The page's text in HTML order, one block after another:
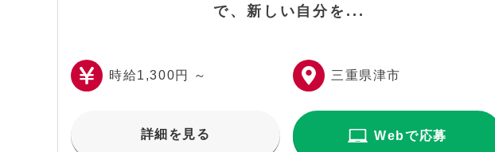
で、新しい自分を...
時給1,300円 ～ 三重県津市
詳細を見る Webで応募